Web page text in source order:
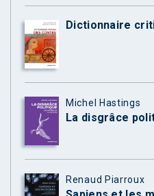
Dictionnaire
Michel Hastings
La disgrâce
Renaud Piarroux